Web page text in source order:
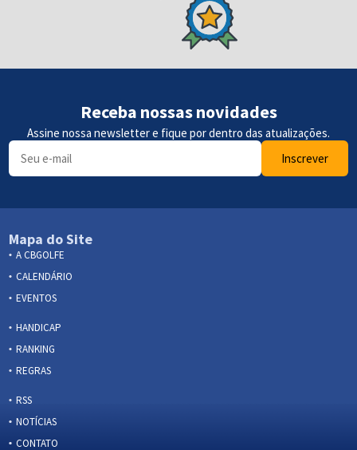
Receba nossas novidades
Assine nossa newsletter e fique por dentro das atualizações.
Inscrever
Mapa do Site
A CBGOLFE
CALENDÁRIO
EVENTOS
HANDICAP
RANKING
REGRAS
RSS
NOTÍCIAS
CONTATO